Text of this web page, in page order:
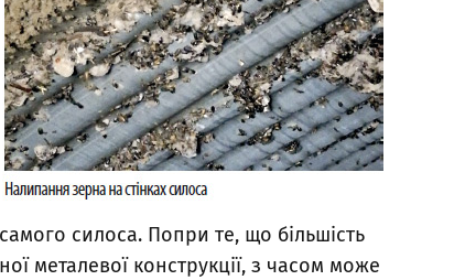
силоса. Попри те, що більшість
металевої конструкції, з часом може